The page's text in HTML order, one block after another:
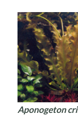
Aponogeton